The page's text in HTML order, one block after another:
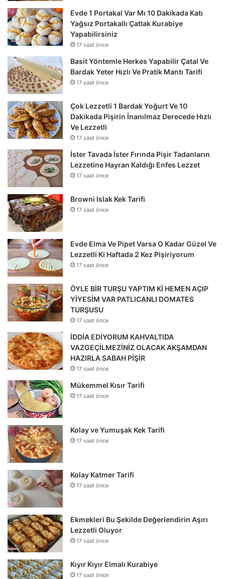
Evde 1 Portakal Var Mı 10 Dakikada Katı
Yağsız Portakallı Çatlak Kurabiye
Yapabilirsiniz
17 saat önce
Basit Yöntemle Herkes Yapabilir Çatal Ve
Bardak Yeter Hızlı Ve Pratik Mantı Tarifi
17 saat önce
Çok Lezzetli 1 Bardak Yoğurt Ve 10
Dakikada Pişirin İnanılmaz Derecede Hızlı
Ve Lezzetli
17 saat önce
İster Tavada İster Fırında Pişir Tadanların
Lezzetine Hayran Kaldığı Enfes Lezzet
17 saat önce
Browni Islak Kek Tarifi
17 saat önce
Evde Elma Ve Pipet Varsa O Kadar Güzel Ve
Lezzetli Ki Haftada 2 Kez Pişiriyorum
17 saat önce
ÖYLE BİR TURŞU YAPTIM Kİ HEMEN AÇIP
YİYESİM VAR PATLICANLI DOMATES
TURŞUSU
17 saat önce
İDDİA EDİYORUM KAHVALTIDA
VAZGEÇİLMEZİNİZ OLACAK AKŞAMDAN
HAZIRLA SABAH PİŞİR
17 saat önce
Mükemmel Kısır Tarifi
17 saat önce
Kolay ve Yumuşak Kek Tarifi
17 saat önce
Kolay Katmer Tarifi
17 saat önce
Ekmekleri Bu Şekilde Değerlendirin Aşırı
Lezzetli Oluyor
17 saat önce
Kıyır Kıyır Elmalı Kurabiye
17 saat önce